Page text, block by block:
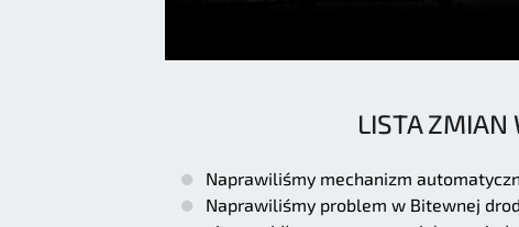
LISTA ZMIAN
Naprawiliśmy mechanizm
Naprawiliśmy problem w Bitewnej